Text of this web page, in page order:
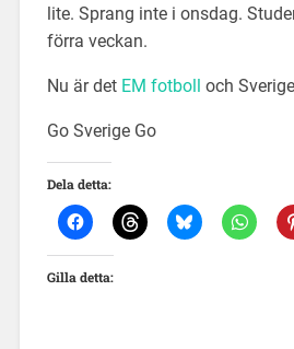
lite. Sprang inte i onsdag.
förra veckan.
Nu är det EM fotboll och
Go Sverige Go
Dela detta:
Gilla detta: